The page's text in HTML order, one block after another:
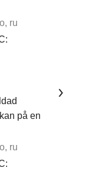
ru
på en
ru